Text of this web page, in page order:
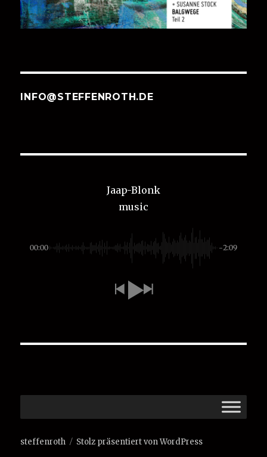
INFO@STEFFENROTH.DE
Jaap-Blonk
music
00:00 -2:09
steffenroth Stolz präsentiert von WordPress